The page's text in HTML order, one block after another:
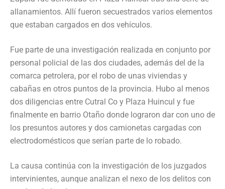
allanamientos. Allí fueron secuestrados varios elementos
que estaban cargados en dos vehículos.
Fue parte de una investigación realizada en conjunto por
personal policial de las dos ciudades, además del de la
comarca petrolera, por el robo de unas viviendas y
cabañas en otros puntos de la provincia. Hubo al menos
dos diligencias entre Cutral Co y Plaza Huincul y fue
finalmente en barrio Otaño donde lograron dar con uno de
los presuntos autores y dos camionetas cargadas con
electrodomésticos que serían parte de lo robado.
La causa continúa con la investigación de los juzgados
intervinientes, aunque analizan el nexo de los delitos con